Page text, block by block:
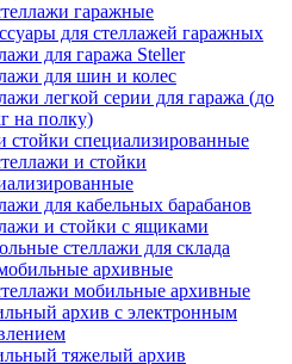
гаражные
для стеллажей гаражных
для гаража Steller
для шин и колес
легкой серии для гаража (до
на полку)
стойки специализированные
и стойки
для кабельных барабанов
и стойки с ящиками
стеллажи для склада
архивные
мобильные архивные
архив с электронным
тяжелый архив